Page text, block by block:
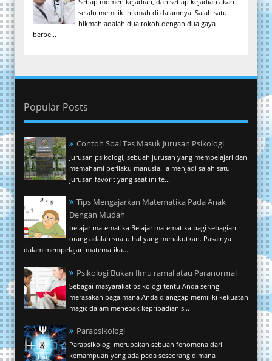
selalu memiliki hikmah di dalamnya. Salah satu
hikmah adalah dua tokoh dengan dua gaya
berbe...
Popular Posts
Contoh Soal Tes Masuk Jurusan Psikologi
Jurusan psikologi, sebuah jurusan yang mempelajari dan
memahami perilaku manusia. Ia menjadi salah satu
jurusan favorit yang saat ini te...
Tips Mengajarkan Matematika Pada Anak
Dengan Mudah
belajar matematika Belajar matematika bagi sebagian
orang adalah suatu hal yang menakutkan. Pasalnya
dalam mempelajari matematika...
Psikologi Bukan Ilmu ramal atau Paranormal
Sebagai masyarakat psikologi tentu Anda sering
merasakan bagaimana Anda dianggap memiliki kekuatan
magic dalam menebak kepribadian s...
Parapsikologi
Parapsikologi merupakan sebuah fenomena dari
kemampuan yang ada pada seseorang dimana